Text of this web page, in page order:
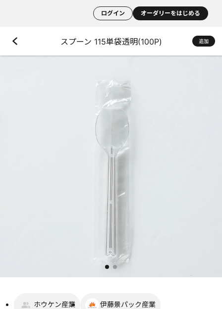
ログイン オーダリーをはじめる
スプーン 115単袋透明(100P) 追加
ホウケン産業 伊藤景パック産業